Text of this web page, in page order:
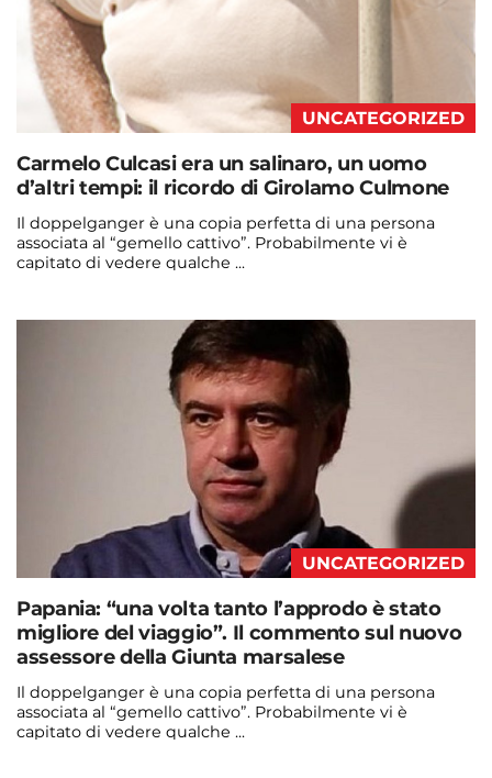
UNCATEGORIZED
Carmelo Culcasi era un salinaro, un uomo
d’altri tempi: il ricordo di Girolamo Culmone
Il doppelganger è una copia perfetta di una persona
associata al “gemello cattivo”. Probabilmente vi è
capitato di vedere qualche ...
3 days fa
UNCATEGORIZED
Papania: “una volta tanto l’approdo è stato
migliore del viaggio”. Il commento sul nuovo
assessore della Giunta marsalese
Il doppelganger è una copia perfetta di una persona
associata al “gemello cattivo”. Probabilmente vi è
capitato di vedere qualche ...